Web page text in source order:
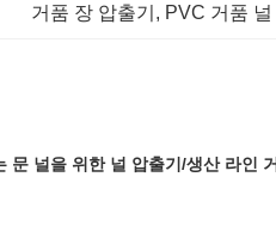
거품 장 압출기 , PVC 거품
문 널을 위한 널 압출기/생산 라인